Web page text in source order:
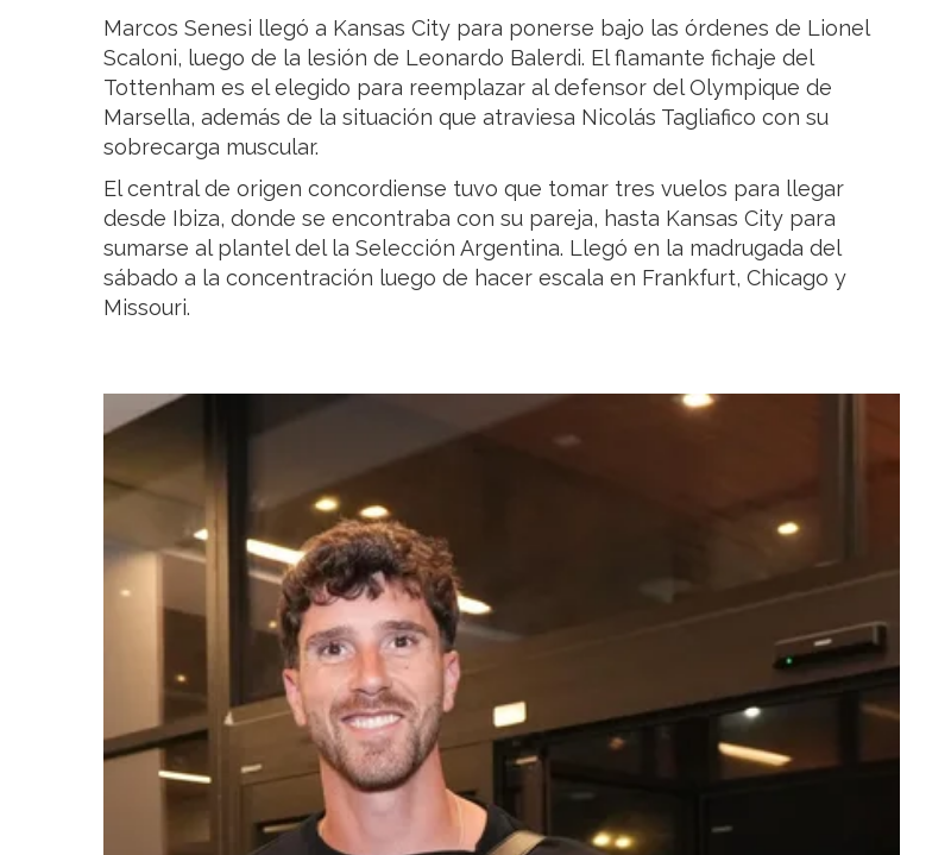
Marcos Senesi llegó a Kansas City para ponerse bajo las órdenes de Lionel
Scaloni, luego de la lesión de Leonardo Balerdi. El flamante fichaje del
Tottenham es el elegido para reemplazar al defensor del Olympique de
Marsella, además de la situación que atraviesa Nicolás Tagliafico con su
sobrecarga muscular.
El central de origen concordiense tuvo que tomar tres vuelos para llegar
desde Ibiza, donde se encontraba con su pareja, hasta Kansas City para
sumarse al plantel del la Selección Argentina. Llegó en la madrugada del
sábado a la concentración luego de hacer escala en Frankfurt, Chicago y
Missouri.